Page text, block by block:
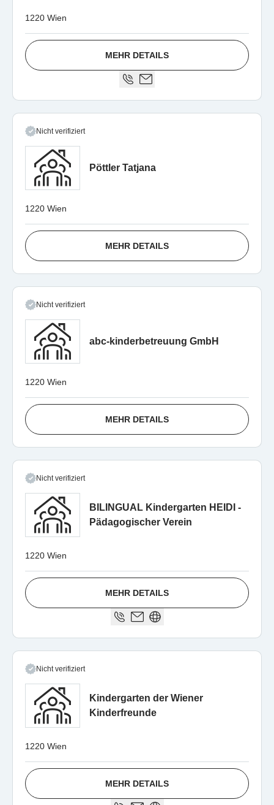
1220 Wien
MEHR DETAILS
Nicht verifiziert
Pöttler Tatjana
1220 Wien
MEHR DETAILS
Nicht verifiziert
abc-kinderbetreuung GmbH
1220 Wien
MEHR DETAILS
Nicht verifiziert
BILINGUAL Kindergarten HEIDI -
Pädagogischer Verein
1220 Wien
MEHR DETAILS
Nicht verifiziert
Kindergarten der Wiener
Kinderfreunde
1220 Wien
MEHR DETAILS